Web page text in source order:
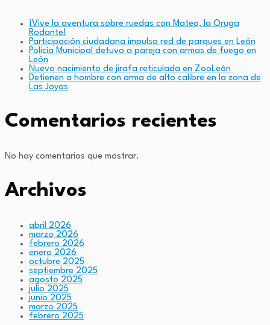
¡Vive la aventura sobre ruedas con Mateo, la Oruga
Rodante!
Participación ciudadana impulsa red de parques en León
Policía Municipal detuvo a pareja con armas de fuego en
León
Nuevo nacimiento de jirafa reticulada en ZooLeón
Detienen a hombre con arma de alto calibre en la zona de
Las Joyas
Comentarios recientes
No hay comentarios que mostrar.
Archivos
abril 2026
marzo 2026
febrero 2026
enero 2026
octubre 2025
septiembre 2025
agosto 2025
julio 2025
junio 2025
marzo 2025
febrero 2025